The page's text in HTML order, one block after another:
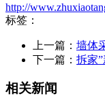
http://
标签：
上一篇： 墙体
下一篇： 拆家
相关新闻